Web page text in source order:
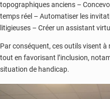
topographiques anciens –
temps réel – Automatiser les
litigieuses – Créer un assistant
Par conséquent, ces outils visent
tout en favorisant l’inclusion,
situation de handicap.